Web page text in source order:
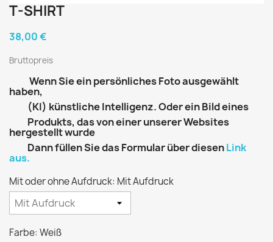
T-SHIRT
38,00 €
Bruttopreis
Wenn Sie ein persönliches Foto ausgewählt
haben,
(KI) künstliche Intelligenz. Oder ein Bild eines
Produkts, das von einer unserer Websites
hergestellt wurde
Dann füllen Sie das Formular über diesenLink
aus.
Mit oder ohne Aufdruck: Mit Aufdruck
Farbe: Weiß